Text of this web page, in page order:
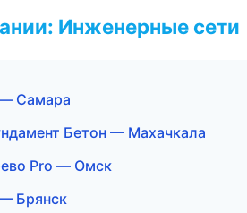
Инженерные сети
Самара
Бетон — Махачкала
Pro — Омск
Брянск